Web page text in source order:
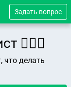
Задать вопрос
👨🏻‍⚖️
что делать